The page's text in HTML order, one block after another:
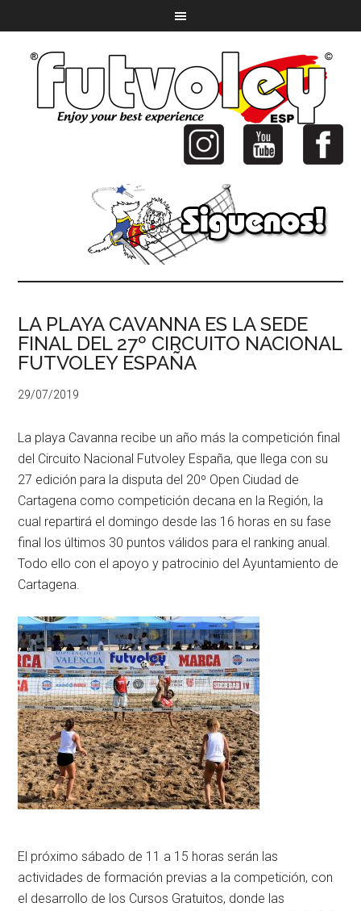
LA PLAYA CAVANNA ES LA SEDE
FINAL DEL 27º CIRCUITO NACIONAL
FUTVOLEY ESPAÑA
29/07/2019
La playa Cavanna recibe un año más la competición final
del Circuito Nacional Futvoley España, que llega con su
27 edición para la disputa del 20º Open Ciudad de
Cartagena como competición decana en la Región, la
cual repartirá el domingo desde las 16 horas en su fase
final los últimos 30 puntos válidos para el ranking anual.
Todo ello con el apoyo y patrocinio del Ayuntamiento de
Cartagena.
El próximo sábado de 11 a 15 horas serán las
actividades de formación previas a la competición, con
el desarrollo de los Cursos Gratuitos, donde las